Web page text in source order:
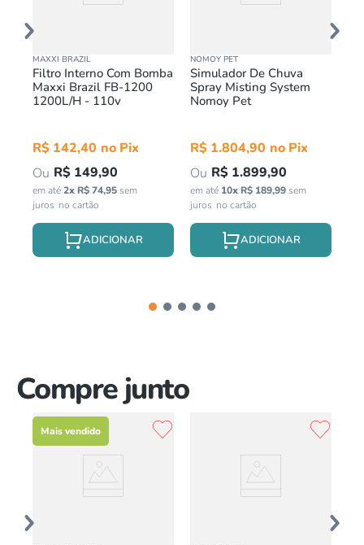
MAXXI BRAZIL
Filtro Interno Com Bomba
Maxxi Brazil FB-1200
1200L/H - 110v
R$ 142,40
R$ 149,90
em até2x R$74,95sem
juros
NOMOY PET
Simulador De Chuva
Spray Misting System
Nomoy Pet
R$ 1.804,90
R$ 1.899,90
em até 10x R$ 189,99sem
juros
Compre junto
Mais vendido